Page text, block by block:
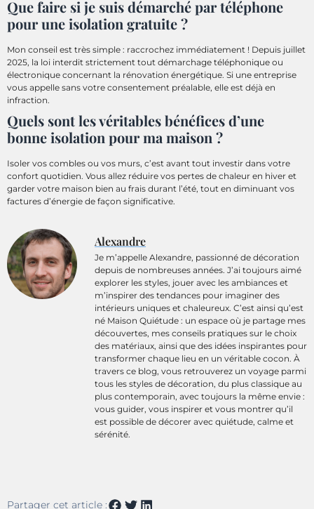
Que faire si je suis démarché par téléphone
pour une isolation gratuite ?
Mon conseil est très simple : raccrochez immédiatement ! Depuis juillet
2025, la loi interdit strictement tout démarchage téléphonique ou
électronique concernant la rénovation énergétique. Si une entreprise
vous appelle sans votre consentement préalable, elle est déjà en
infraction.
Quels sont les véritables bénéfices d’une
bonne isolation pour ma maison ?
Isoler vos combles ou vos murs, c’est avant tout investir dans votre
confort quotidien. Vous allez réduire vos pertes de chaleur en hiver et
garder votre maison bien au frais durant l’été, tout en diminuant vos
factures d’énergie de façon significative.
Alexandre
Je m’appelle Alexandre, passionné de décoration
depuis de nombreuses années. J’ai toujours aimé
explorer les styles, jouer avec les ambiances et
m’inspirer des tendances pour imaginer des
intérieurs uniques et chaleureux. C’est ainsi qu’est
né Maison Quiétude : un espace où je partage mes
découvertes, mes conseils pratiques sur le choix
des matériaux, ainsi que des idées inspirantes pour
transformer chaque lieu en un véritable cocon. À
travers ce blog, vous retrouverez un voyage parmi
tous les styles de décoration, du plus classique au
plus contemporain, avec toujours la même envie :
vous guider, vous inspirer et vous montrer qu’il
est possible de décorer avec quiétude, calme et
sérénité.
Partager cet article :